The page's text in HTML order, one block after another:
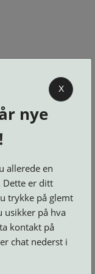
X
nye
allerede en
Dette er ditt
trykke på glemt
usikker på hva
kontakt på
chat nederst i